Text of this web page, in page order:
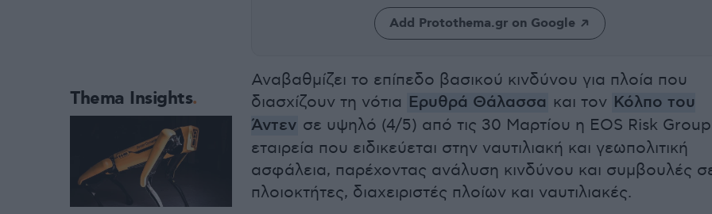
Add Protothema.gr on Google
Αναβαθμίζει το επίπεδο βασικού κινδύνου για πλοία που
διασχίζουν τη νότια Ερυθρά Θάλασσα και τον Κόλπο του
Άντεν σε υψηλό (4/5) από τις 30 Μαρτίου η EOS Risk
εταιρεία που ειδικεύεται στην ναυτιλιακή και γεωπολιτική
ασφάλεια, παρέχοντας ανάλυση κινδύνου και συμβουλές
πλοιοκτήτες, διαχειριστές πλοίων και ναυτιλιακές.
Thema Insights